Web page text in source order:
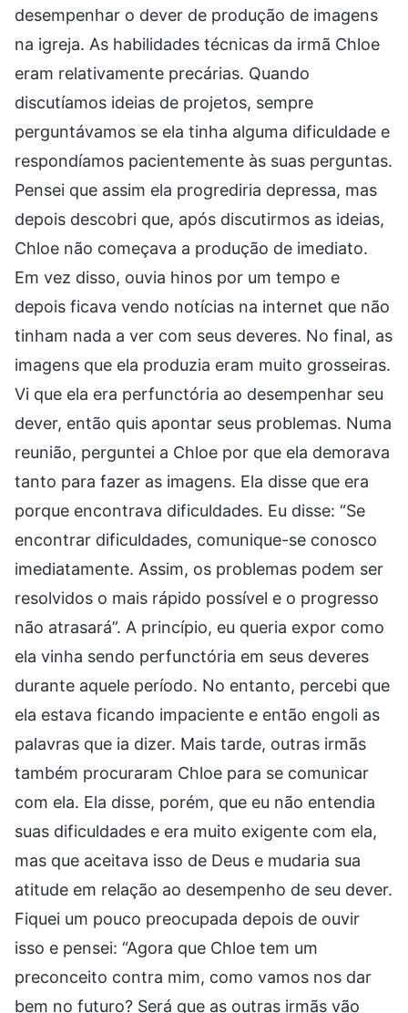
desempenhar o dever de produção de imagens
na igreja. As habilidades técnicas da irmã Chloe
eram relativamente precárias. Quando
discutíamos ideias de projetos, sempre
perguntávamos se ela tinha alguma dificuldade e
respondíamos pacientemente às suas perguntas.
Pensei que assim ela progrediria depressa, mas
depois descobri que, após discutirmos as ideias,
Chloe não começava a produção de imediato.
Em vez disso, ouvia hinos por um tempo e
depois ficava vendo notícias na internet que não
tinham nada a ver com seus deveres. No final, as
imagens que ela produzia eram muito grosseiras.
Vi que ela era perfunctória ao desempenhar seu
dever, então quis apontar seus problemas. Numa
reunião, perguntei a Chloe por que ela demorava
tanto para fazer as imagens. Ela disse que era
porque encontrava dificuldades. Eu disse: “Se
encontrar dificuldades, comunique-se conosco
imediatamente. Assim, os problemas podem ser
resolvidos o mais rápido possível e o progresso
não atrasará”. A princípio, eu queria expor como
ela vinha sendo perfunctória em seus deveres
durante aquele período. No entanto, percebi que
ela estava ficando impaciente e então engoli as
palavras que ia dizer. Mais tarde, outras irmãs
também procuraram Chloe para se comunicar
com ela. Ela disse, porém, que eu não entendia
suas dificuldades e era muito exigente com ela,
mas que aceitava isso de Deus e mudaria sua
atitude em relação ao desempenho de seu dever.
Fiquei um pouco preocupada depois de ouvir
isso e pensei: “Agora que Chloe tem um
preconceito contra mim, como vamos nos dar
bem no futuro? Será que as outras irmãs vão